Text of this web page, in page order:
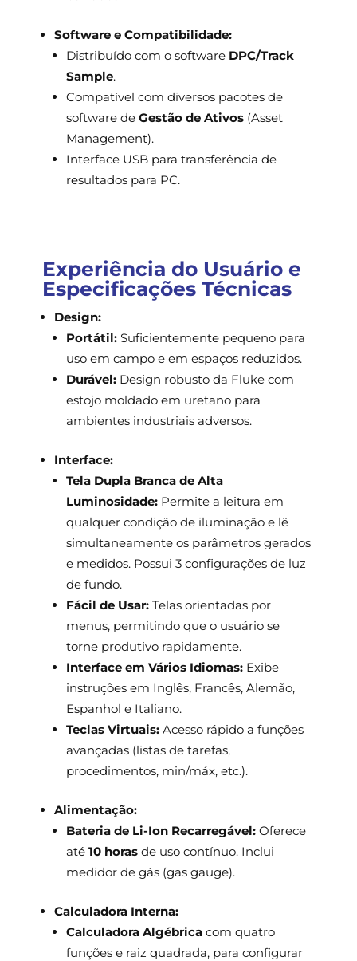
Software e Compatibilidade:
Distribuído com o software DPC/Track
Sample.
Compatível com diversos pacotes de
software deGestão de Ativos (Asset
Management).
Interface USB para transferência de
resultados para PC.
Experiência do Usuário e
Especificações Técnicas
Design:
Portátil: Suficientemente pequeno para
uso em campo e em espaços reduzidos.
Durável: Design robusto da Fluke com
estojo moldado em uretano para
ambientes industriais adversos.
Interface:
Tela Dupla Branca de Alta
Luminosidade: Permite a leitura em
qualquer condição de iluminação e lê
simultaneamente os parâmetros gerados
e medidos. Possui 3 configurações de luz
de fundo.
Fácil de Usar: Telas orientadas por
menus, permitindo que o usuário se
torne produtivo rapidamente.
Interface em Vários Idiomas: Exibe
instruções em Inglês, Francês, Alemão,
Espanhol e Italiano.
Teclas Virtuais: Acesso rápido a funções
avançadas (listas de tarefas,
procedimentos, min/máx, etc.).
Alimentação:
Bateria de Li-Ion Recarregável: Oferece
até10 horas de uso contínuo. Inclui
medidor de gás (gas gauge).
Calculadora Interna:
Calculadora Algébrica com quatro
funções e raiz quadrada, para configurar